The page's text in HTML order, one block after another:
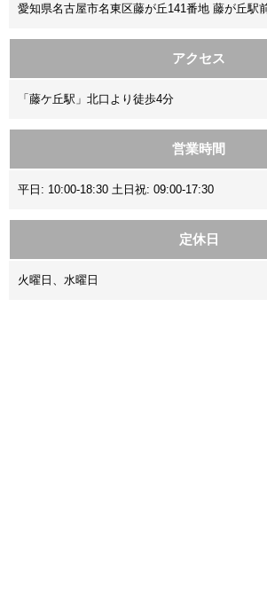
愛知県名古屋市名東区藤が丘141番地 藤が丘駅
アクセス
「藤ケ丘駅」北口より徒歩4分
営業時間
平日: 10:00-18:30 土日祝: 09:00-17:30
定休日
火曜日、水曜日